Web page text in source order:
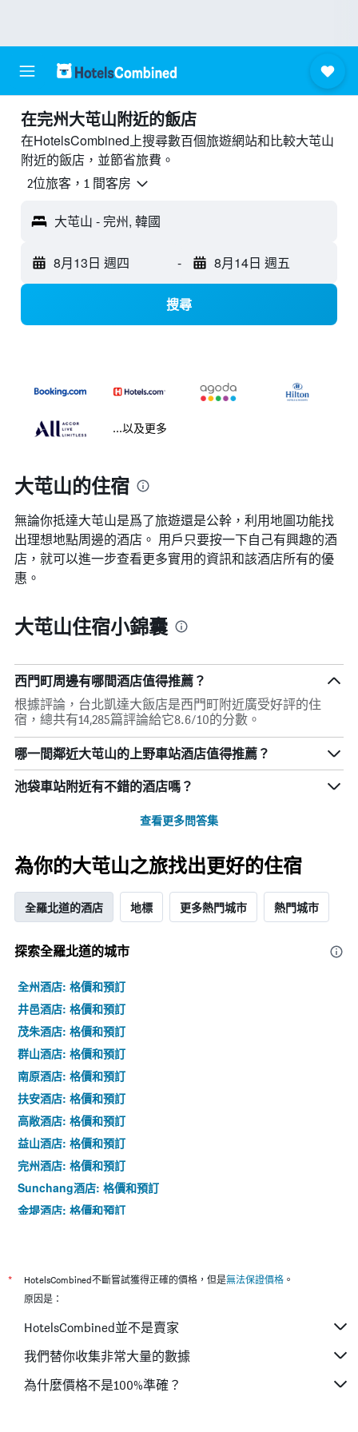
​在完州大芚山附近​的飯店
在HotelsCombined上搜尋數百個旅遊網站和比較大芚山
附近的飯店，並節省旅費。
2位旅客，1 間客房
大芚山 - 完州, 韓國
8月13日 週四 - 8月14日 週五
搜尋
...以及更多
大芚山的住宿
無論你抵達大芚山​是爲了旅遊還是公幹，利用地圖功能找
出理想地點周邊的酒店。 用戶只要按一下自己有興趣的酒
店，就可以進一步查看更多實用的資訊和該酒店所有的優
惠。
大芚山住宿小錦囊
西門町周邊有哪間酒店值得推薦？
根據評論，台北凱達大飯店是西門町附近廣受好評的住
宿，總共有14,285篇評論給它8.6/10的分數。
哪一間鄰近大芚山的上野車站酒店值得推薦？
池袋車站附近有不錯的酒店嗎？
查看更多問答集
為你的大芚山之旅找出更好的住宿
全羅北道的酒店 地標 更多熱門城市 熱門城市
探索全羅北道​的城市
全州酒店: 格價和預訂
井邑酒店: 格價和預訂
茂朱酒店: 格價和預訂
群山酒店: 格價和預訂
南原酒店: 格價和預訂
扶安酒店: 格價和預訂
高敞酒店: 格價和預訂
益山酒店: 格價和預訂
完州酒店: 格價和預訂
Sunchang酒店: 格價和預訂
金堤酒店: 格價和預訂
* HotelsCombined不斷嘗試獲得正確的價格，但是無法保證價格 。
原因是：
HotelsCombined並不是賣家
我們替你收集非常大量的數據
為什麼價格不是100%準確？